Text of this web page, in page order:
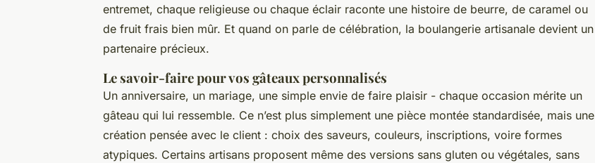
entremet, chaque religieuse ou chaque éclair raconte une histoire de beurre, de caramel ou
de fruit frais bien mûr. Et quand on parle de célébration, la boulangerie artisanale devient un
partenaire précieux.
Le savoir-faire pour vos gâteaux personnalisés
Un anniversaire, un mariage, une simple envie de faire plaisir - chaque occasion mérite un
gâteau qui lui ressemble. Ce n’est plus simplement une pièce montée standardisée, mais une
création pensée avec le client : choix des saveurs, couleurs, inscriptions, voire formes
atypiques. Certains artisans proposent même des versions sans gluten ou végétales, sans